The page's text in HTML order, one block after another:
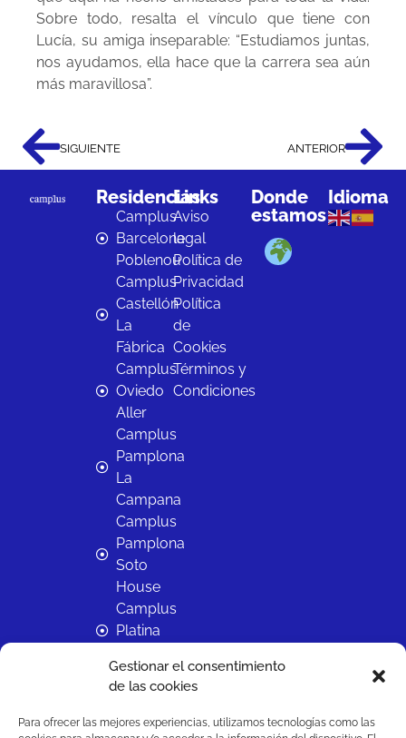
Gestionar el consentimiento
de las cookies
Para ofrecer las mejores experiencias, utilizamos tecnologías como las
Sobre todo, resalta el vínculo que tiene con
Lucía, su amiga inseparable: “Estudiamos juntas,
nos ayudamos, ella hace que la carrera sea aún
más maravillosa”.
SIGUIENTE ANTERIOR
Residencias
Camplus
Barcelona
Poblenou
Camplus
Castellón
La
Fábrica
Camplus
Oviedo
Aller
Camplus
Pamplona
La
Campana
Camplus
Pamplona
Soto
House
Camplus
Platina
Camplus
Sevilla
Reina
Links
Aviso
legal
Política de
Privacidad
Política
de
Cookies
Términos y
Condiciones
Donde
estamos
Idioma